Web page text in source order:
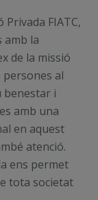
Privada FIATC,
amb la
de la missió
al
benestar i
amb una
en aquest
atenció.
ens permet
tota societat